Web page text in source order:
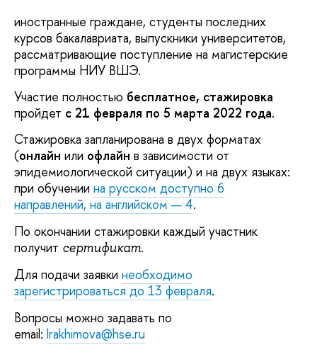
иностранные граждане, студенты последних
курсов бакалавриата, выпускники университетов,
рассматривающие поступление на магистерские
программы НИУ ВШЭ.
Участие полностью бесплатное, стажировка
пройдет с 21 февраля по 5 марта 2022 года.
Стажировка запланирована в двух форматах
(онлайн или офлайн в зависимости от
эпидемиологической ситуации) и на двух языках:
при обучении на русском доступно 6
направлений, на английском — 4.
По окончании стажировки каждый участник
получит сертификат.
Для подачи заявки необходимо
зарегистрироваться до 13 февраля.
Вопросы можно задавать по
email: lrakhimova@hse.ru